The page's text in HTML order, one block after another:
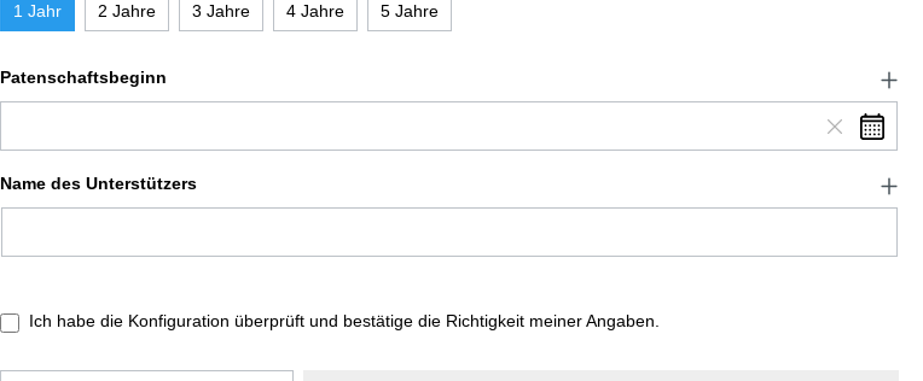
1 Jahr 2 Jahre 3 Jahre 4 Jahre 5 Jahre
Patenschaftsbeginn
Name des Unterstützers
Ich habe die Konfiguration überprüft und bestätige die Richtigkeit meiner Angaben.